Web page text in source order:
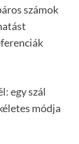
számok
egy szál
módja